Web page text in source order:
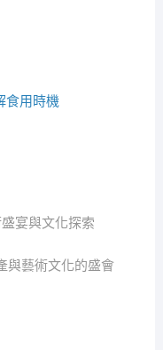
食用時機
宴與文化探索
與藝術文化的盛會